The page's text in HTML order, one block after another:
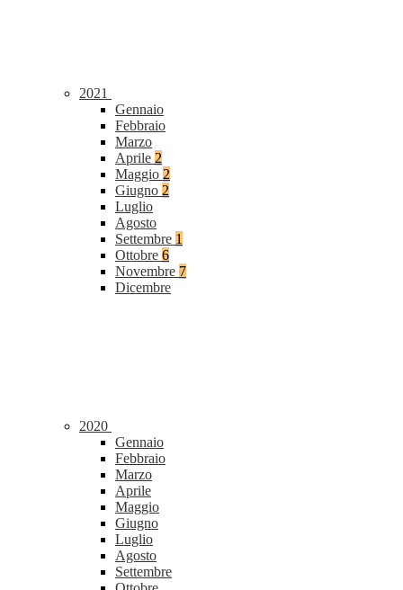
2021
Gennaio
Febbraio
Marzo
Aprile 2
Maggio 2
Giugno 2
Luglio
Agosto
Settembre 1
Ottobre 6
Novembre 7
Dicembre
2020
Gennaio
Febbraio
Marzo
Aprile
Maggio
Giugno
Luglio
Agosto
Settembre